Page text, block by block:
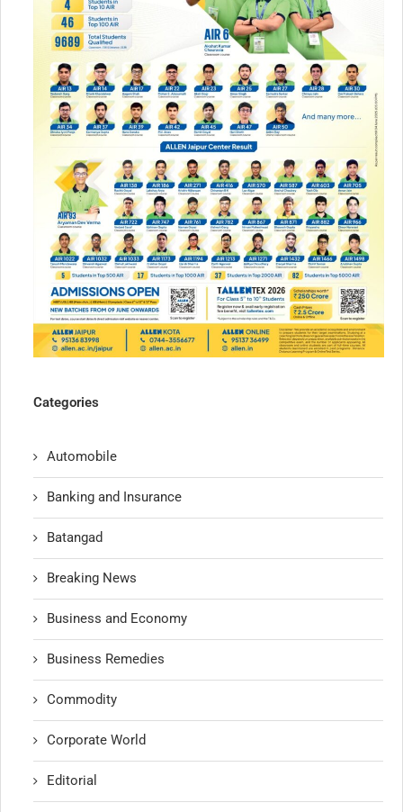
Categories
Automobile
Banking and Insurance
Batangad
Breaking News
Business and Economy
Business Remedies
Commodity
Corporate World
Editorial